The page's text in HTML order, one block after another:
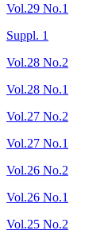
Vol.29 No.1
Suppl. 1
Vol.28 No.2
Vol.28 No.1
Vol.27 No.2
Vol.27 No.1
Vol.26 No.2
Vol.26 No.1
Vol.25 No.2